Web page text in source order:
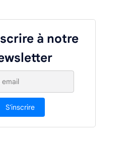
à notre
S'inscrire